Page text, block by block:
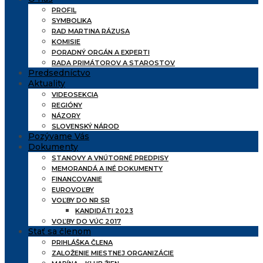
PROFIL
SYMBOLIKA
RAD MARTINA RÁZUSA
KOMISIE
PORADNÝ ORGÁN A EXPERTI
RADA PRIMÁTOROV A STAROSTOV
Predsedníctvo
Aktuality
VIDEOSEKCIA
REGIÓNY
NÁZORY
SLOVENSKÝ NÁROD
Pozývame Vás
Dokumenty
STANOVY A VNÚTORNÉ PREDPISY
MEMORANDÁ A INÉ DOKUMENTY
FINANCOVANIE
EUROVOĽBY
VOĽBY DO NR SR
KANDIDÁTI 2023
VOĽBY DO VÚC 2017
Stať sa členom
PRIHLÁŠKA ČLENA
ZALOŽENIE MIESTNEJ ORGANIZÁCIE